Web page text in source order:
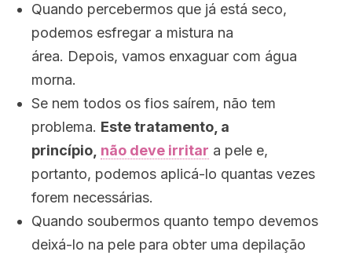
Quando percebermos que já está seco,
podemos esfregar a mistura na
área. Depois, vamos enxaguar com água
morna.
Se nem todos os fios saírem, não tem
problema. Este tratamento, a
princípio, não deve irritar a pele e,
portanto, podemos aplicá-lo quantas vezes
forem necessárias.
Quando soubermos quanto tempo devemos
deixá-lo na pele para obter uma depilação